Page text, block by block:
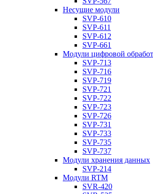
Несущие модули
SVP-610
SVP-611
SVP-612
SVP-661
Модули цифровой
SVP-713
SVP-716
SVP-719
SVP-721
SVP-722
SVP-723
SVP-726
SVP-731
SVP-733
SVP-735
SVP-737
Модули хранения данных
SVP-214
Модули RTM
SVR-420